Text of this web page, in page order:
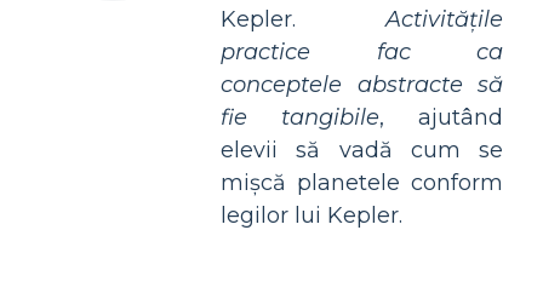
Kepler.Activitățile
practice fac ca
conceptele abstracte să
fie tangibile, ajutând
elevii să vadă cum se
mișcă planetele conform
legilor lui Kepler.